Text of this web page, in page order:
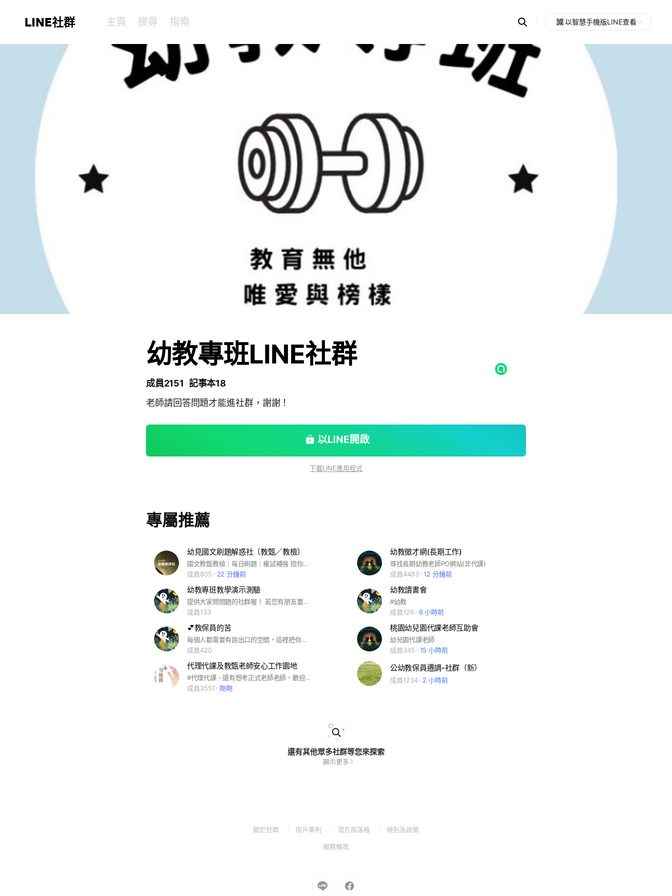
LINE社群 主頁 搜尋 指南 Search
OpenChats
messages
search
area
以智慧手機版LINE查看
幼教專班LINE社群
成員2151 記事本18
老師請回答問題才能進社群，謝謝！
以LINE開啟
下載LINE應用程式
專屬推薦
幼見國文刷題解惑社〔教甄／教檢〕
國文教甄教檢｜每日刷題｜複試補強 陪你一路刷到上榜 #幼教 #小教 #小特 #學前特 為了避免詐騙跟機器人， 入社問題沒回答不會放人哦🤣 ［簡介大小群的差異］ 兩個可以同時加，也可單獨加入～ 💫大群：適合想要資源拿好拿滿者 ✅每日國文+定期講座+不定期live talk+回答QA+乾貨分享+認真閒聊 💫小群：適合專心練題者 ✅每日國文+重要公告 每週三放人一次！ 只要有寫完整入社問題，會放人的別擔心！
成員805
22 分鐘前
幼教徵才網(長期工作)
尋找長期幼教老師PO網站(非代課)
成員4483
12 分鐘前
幼教專班教學演示測驗
提供大家問問題的社群喔！ 若您有朋友要加入群組～ ✅請回答加入的問題 問題：名稱 工作學校 縣市/參加的教學演示學年度 答案範例：小明 平安國小附幼 新北市/115 （要確實寫出您學校的名稱，只有審核時會看到） #教保員 #幼兒園 #教學演示
成員133
幼教讀書會
#幼教
成員126
6 小時前
💕教保員的苦
每個人都需要有說出口的空間，這裡把你被欺壓的苦惱說出來之後，才有快樂的心情去面對明天～加油🌱
成員420
桃園幼兒園代課老師互助會
幼兒園代課老師
成員345
15 小時前
代理代課及教甄老師安心工作園地
#代理代課、還有想考正式老師老師，歡迎安心教師園地，也歡迎學校提供正式缺、代理代課師資或學習扶助、短缺師資機會。本園地讓各位安心上班、安心教學、安心賺錢、安心學習哦！大家安啦！
成員3551
剛剛
公幼教保員遷調-社群（新）
成員1234 2 小時前
還有其他眾多社群等您來探索
顯示更多
關於社群
(Open用戶準則
(Open
a
官方部落格
(Open規則及政策(Open
服務條款(Open
window)
Go
to
Go
to